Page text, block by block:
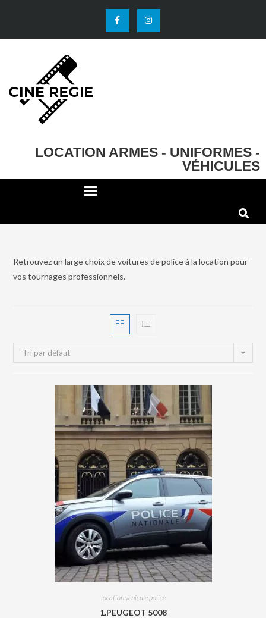
LOCATION ARMES - UNIFORMES -
VÉHICULES
Retrouvez un large choix de voitures de police à la location pour
vos tournages professionnels.
Tri par défaut
location vehicule police
1.PEUGEOT 5008